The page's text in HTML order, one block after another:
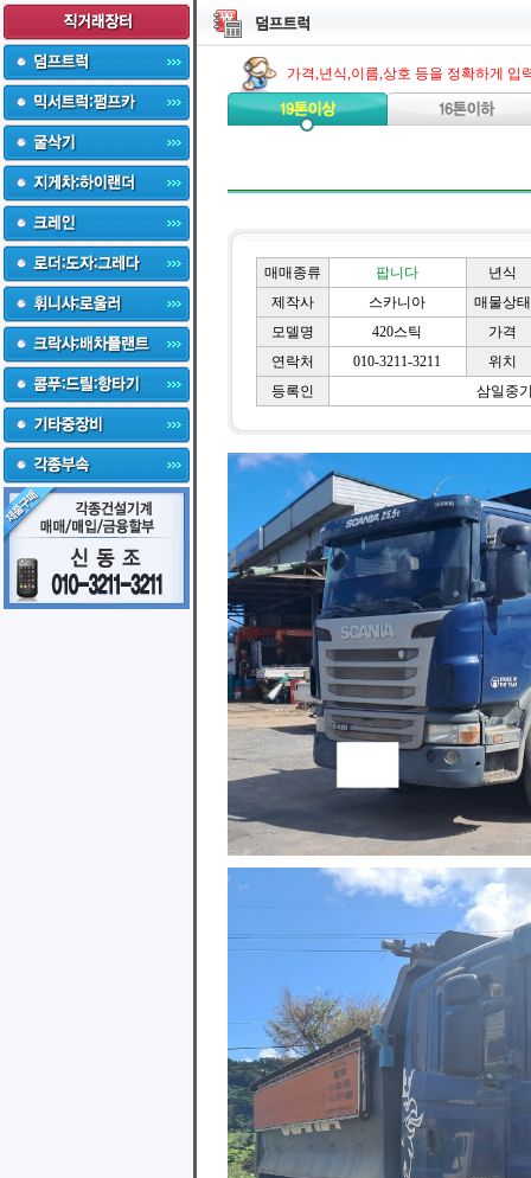
가격,년식,이름,상호 등을 정확하게 입
매매종류 팝니다
년식
제작사
스카니아
매물상태
모델명
420스틱
가격
연락처
010-3211-3211
위치
등록인
삼일중